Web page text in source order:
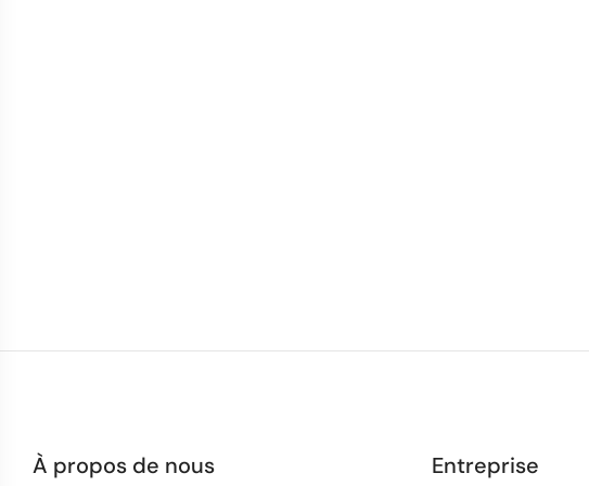
À propos de nous Entreprise